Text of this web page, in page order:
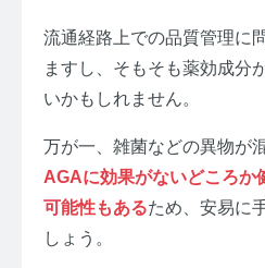
流通経路上での品質管理に
ますし、そもそも薬効成分
いかもしれません。
万が一、雑菌などの異物が
AGAに効果がないどころか
可能性もあるため、安易に
しょう。